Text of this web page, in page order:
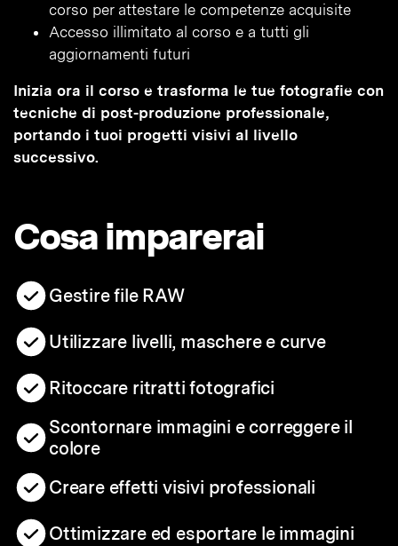
corso per attestare le competenze acquisite
Accesso illimitato al corso e a tutti gli
aggiornamenti futuri
Inizia ora il corso e trasforma le tue fotografie con
tecniche di post-produzione professionale,
portando i tuoi progetti visivi al livello
successivo.
Cosa imparerai
Gestire file RAW
Utilizzare livelli, maschere e curve
Ritoccare ritratti fotografici
Scontornare immagini e correggere il
colore
Creare effetti visivi professionali
Ottimizzare ed esportare le immagini